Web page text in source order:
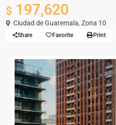
$ 197,620
Ciudad de Guatemala, Zona 10
Share Favorite Print